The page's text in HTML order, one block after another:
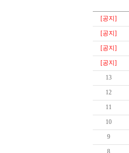
[공지]
[공지]
[공지]
[공지]
13
12
11
10
9
8